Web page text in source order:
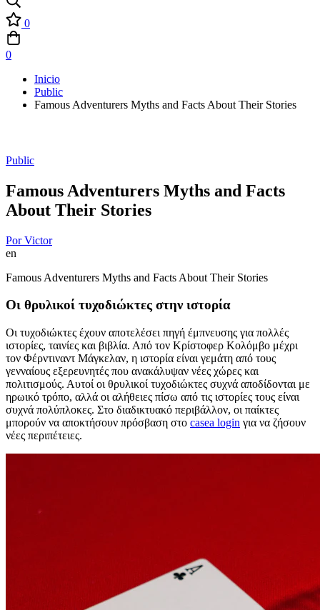
0
0
Inicio
Public
Famous Adventurers Myths and Facts About Their Stories
Public
Famous Adventurers Myths and Facts
About Their Stories
PorVictor
en
Famous Adventurers Myths and Facts About Their Stories
Οι θρυλικοί τυχοδιώκτες στην ιστορία
Οι τυχοδιώκτες έχουν αποτελέσει πηγή έμπνευσης για πολλές
ιστορίες, ταινίες και βιβλία. Από τον Κρίστοφερ Κολόμβο μέχρι
τον Φέρντιναντ Μάγκελαν, η ιστορία είναι γεμάτη από τους
γενναίους εξερευνητές που ανακάλυψαν νέες χώρες και
πολιτισμούς. Αυτοί οι θρυλικοί τυχοδιώκτες συχνά αποδίδονται με
ηρωικό τρόπο, αλλά οι αλήθειες πίσω από τις ιστορίες τους είναι
συχνά πολύπλοκες. Στο διαδικτυακό περιβάλλον, οι παίκτες
μπορούν να αποκτήσουν πρόσβαση στο casea login για να ζήσουν
νέες περιπέτειες.